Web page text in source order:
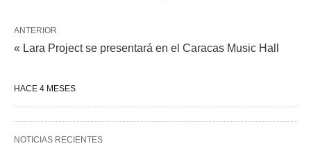
ANTERIOR
« Lara Project se presentará en el Caracas Music Hall
HACE 4 MESES
NOTICIAS RECIENTES